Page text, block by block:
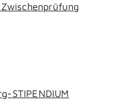
STIPENDIUM